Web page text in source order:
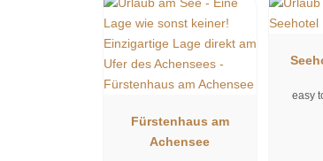
Ihre Familie Hofbauer
mit dem gesamtem Christina-Team
Fürstenhaus am
Achensee
easy